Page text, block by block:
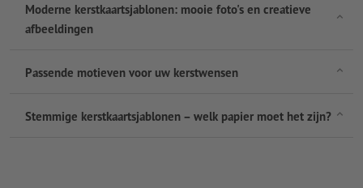
Moderne kerstkaartsjablonen: mooie foto's en creatieve
afbeeldingen
Passende motieven voor uw kerstwensen
Stemmige kerstkaartsjablonen – welk papier moet het zijn?